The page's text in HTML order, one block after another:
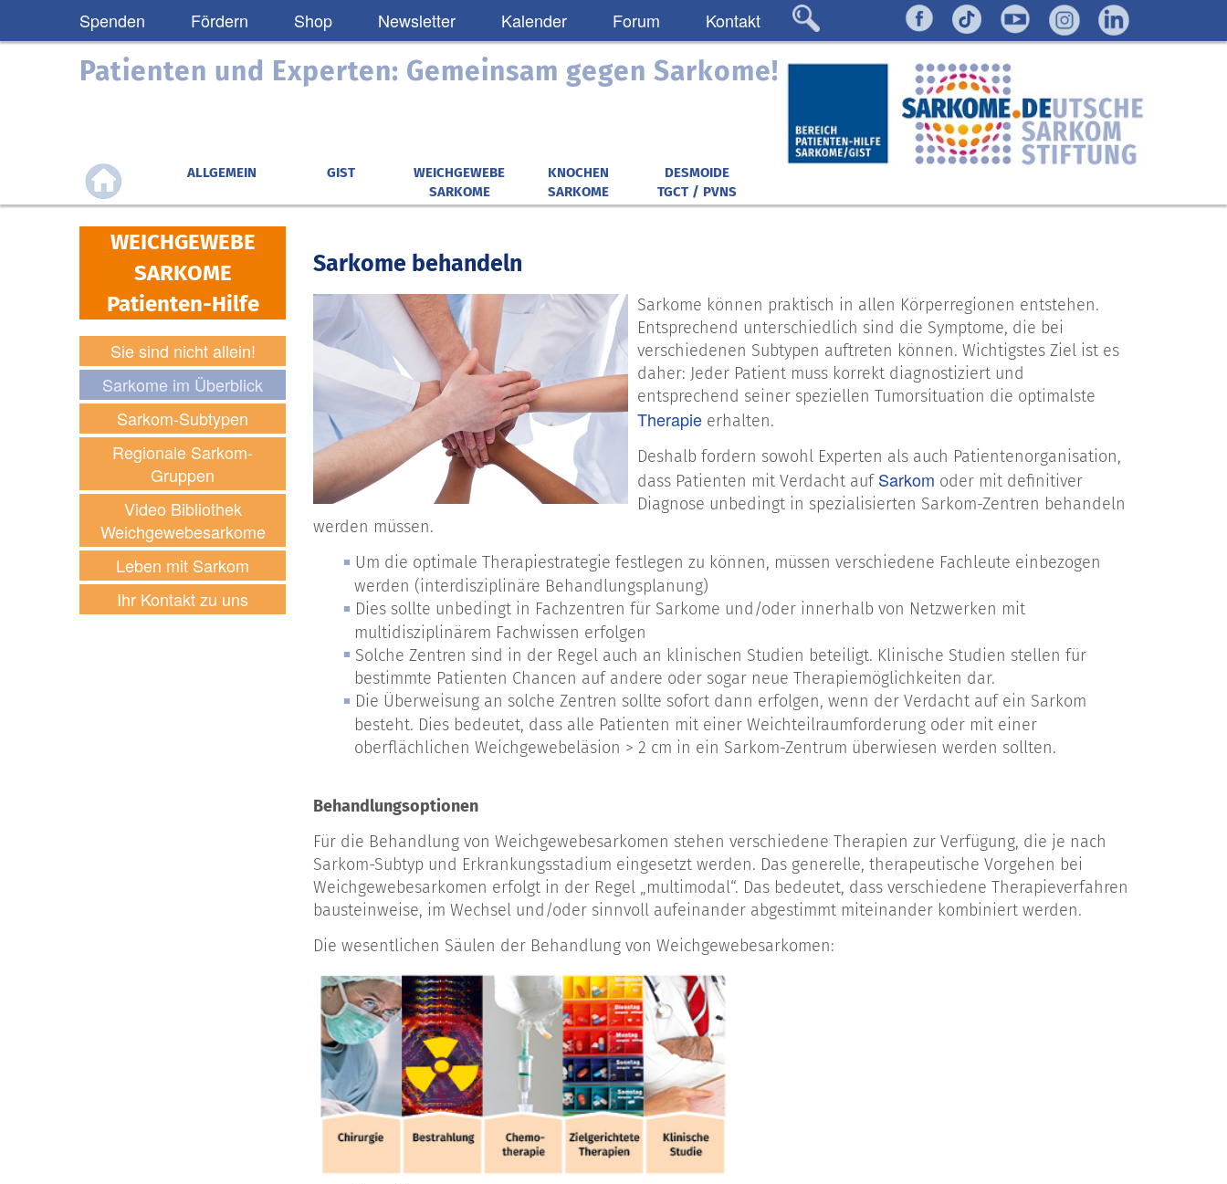
Spenden Fördern Shop Newsletter Kalender Forum Kontakt
Patienten und Experten: Gemeinsam gegen Sarkome!
ALLGEMEIN GIST
WEICHGEWEBE
SARKOME
KNOCHEN
SARKOME
DESMOIDE
TGCT / PVNS
WEICHGEWEBE
SARKOME
Patienten-Hilfe
Sie sind nicht allein!
Sarkome im Überblick
Sarkom-Subtypen
Regionale Sarkom-
Gruppen
Video Bibliothek
Weichgewebesarkome
Leben mit Sarkom
Ihr Kontakt zu uns
Sarkome behandeln
Sarkome können praktisch in allen Körperregionen entstehen.
Entsprechend unterschiedlich sind die Symptome, die bei
verschiedenen Subtypen auftreten können. Wichtigstes Ziel ist es
daher: Jeder Patient muss korrekt diagnostiziert und
entsprechend seiner speziellen Tumorsituation die optimalste
Therapie erhalten.
Deshalb fordern sowohl Experten als auch Patientenorganisation,
dass Patienten mit Verdacht auf Sarkom oder mit definitiver
Diagnose unbedingt in spezialisierten Sarkom-Zentren behandeln
werden müssen.
Um die optimale Therapiestrategie festlegen zu können, müssen verschiedene Fachleute einbezogen
werden (interdisziplinäre Behandlungsplanung)
Dies sollte unbedingt in Fachzentren für Sarkome und/oder innerhalb von Netzwerken mit
multidisziplinärem Fachwissen erfolgen
Solche Zentren sind in der Regel auch an klinischen Studien beteiligt. Klinische Studien stellen für
bestimmte Patienten Chancen auf andere oder sogar neue Therapiemöglichkeiten dar.
Die Überweisung an solche Zentren sollte sofort dann erfolgen, wenn der Verdacht auf ein Sarkom
besteht. Dies bedeutet, dass alle Patienten mit einer Weichteilraumforderung oder mit einer
oberflächlichen Weichgewebeläsion > 2 cm in ein Sarkom-Zentrum überwiesen werden sollten.
Behandlungsoptionen
Für die Behandlung von Weichgewebesarkomen stehen verschiedene Therapien zur Verfügung, die je nach
Sarkom-Subtyp und Erkrankungsstadium eingesetzt werden. Das generelle, therapeutische Vorgehen bei
Weichgewebesarkomen erfolgt in der Regel „multimodal“. Das bedeutet, dass verschiedene Therapieverfahren
bausteinweise, im Wechsel und/oder sinnvoll aufeinander abgestimmt miteinander kombiniert werden.
Die wesentlichen Säulen der Behandlung von Weichgewebesarkomen: